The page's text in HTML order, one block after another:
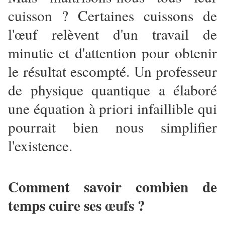
cuisson ? Certaines cuissons de
l'œuf relèvent d'un travail de
minutie et d'attention pour obtenir
le résultat escompté. Un professeur
de physique quantique a élaboré
une équation à priori infaillible qui
pourrait bien nous simplifier
l'existence.
Comment savoir combien de
temps cuire ses œufs ?